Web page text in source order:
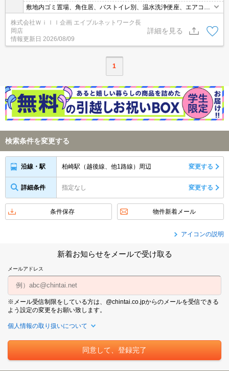
敷地内ゴミ置場、角住居、バストイレ別、温水洗浄便座、エアコ
ン、都市ガス、即入居可、家電相談
株式会社Ｗｉｌｌ企画 エイブルネットワーク長
岡店
情報更新日 2026/08/09
詳細を見る
1
検索条件を変更する
沿線・駅 柏崎駅（越後線、他1路線）周辺 変更する
詳細条件 指定なし 変更する
条件保存 物件新着メール
アイコンの説明
新着お知らせをメールで受け取る
メールアドレス
※メール受信制限をしている方は、@chintai.co.jpからのメールを受信できる
よう設定の変更をお願い致します。
個人情報の取り扱いについて